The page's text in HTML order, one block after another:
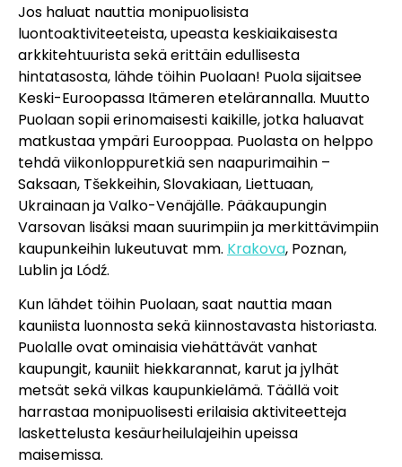
Jos haluat nauttia monipuolisista
luontoaktiviteeteista, upeasta keskiaikaisesta
arkkitehtuurista sekä erittäin edullisesta
hintatasosta, lähde töihin Puolaan! Puola sijaitsee
Keski-Euroopassa Itämeren etelärannalla. Muutto
Puolaan sopii erinomaisesti kaikille, jotka haluavat
matkustaa ympäri Eurooppaa. Puolasta on helppo
tehdä viikonloppuretkiä sen naapurimaihin –
Saksaan, Tšekkeihin, Slovakiaan, Liettuaan,
Ukrainaan ja Valko-Venäjälle. Pääkaupungin
Varsovan lisäksi maan suurimpiin ja merkittävimpiin
kaupunkeihin lukeutuvat mm. Krakova, Poznan,
Lublin ja Lódź.
Kun lähdet töihin Puolaan, saat nauttia maan
kauniista luonnosta sekä kiinnostavasta historiasta.
Puolalle ovat ominaisia viehättävät vanhat
kaupungit, kauniit hiekkarannat, karut ja jylhät
metsät sekä vilkas kaupunkielämä. Täällä voit
harrastaa monipuolisesti erilaisia aktiviteetteja
laskettelusta kesäurheilulajeihin upeissa
maisemissa.